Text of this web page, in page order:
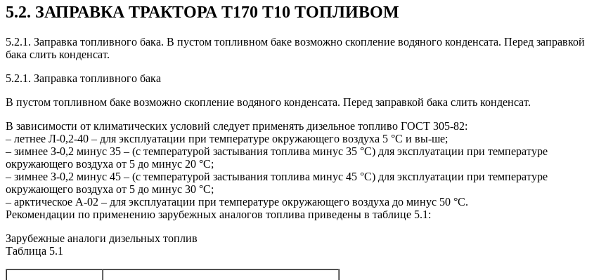
5.2. ЗАПРАВКА ТРАКТОРА Т170 Т10 ТОПЛИВОМ
5.2.1. Заправка топливного бака. В пустом топливном баке возможно скопление водяного конденсата. Перед заправкой
бака слить конденсат.
5.2.1. Заправка топливного бака
В пустом топливном баке возможно скопление водяного конденсата. Перед заправкой бака слить конденсат.
В зависимости от климатических условий следует применять дизельное топливо ГОСТ 305-82:
– летнее Л-0,2-40 – для эксплуатации при температуре окружающего воздуха 5 °С и вы-ше;
– зимнее З-0,2 минус 35 – (с температурой застывания топлива минус 35 °С) для эксплуатации при температуре
окружающего воздуха от 5 до минус 20 °С;
– зимнее З-0,2 минус 45 – (с температурой застывания топлива минус 45 °С) для эксплуатации при температуре
окружающего воздуха от 5 до минус 30 °С;
– арктическое А-02 – для эксплуатации при температуре окружающего воздуха до минус 50 °С.
Рекомендации по применению зарубежных аналогов топлива приведены в таблице 5.1:
Зарубежные аналоги дизельных топлив
Таблица 5.1